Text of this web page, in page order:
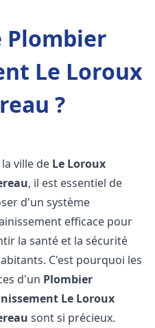
Plombier
Le Loroux
?
ville de Le Loroux
, il est essentiel de
d'un système
efficace pour
la santé et la sécurité
C'est pourquoi les
d'un Plombier
Le Loroux
sont si précieux.